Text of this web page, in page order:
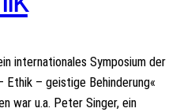
internationales Symposium der
Ethik – geistige Behinderung«
war u.a. Peter Singer, ein